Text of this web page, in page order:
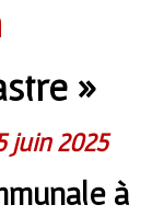
»
juin 2025
à